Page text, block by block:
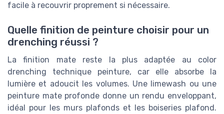
facile à recouvrir proprement si nécessaire.
Quelle finition de peinture choisir pour un
drenching réussi ?
La finition mate reste la plus adaptée au color
drenching technique peinture, car elle absorbe la
lumière et adoucit les volumes. Une limewash ou une
peinture mate profonde donne un rendu enveloppant,
idéal pour les murs plafonds et les boiseries plafond.